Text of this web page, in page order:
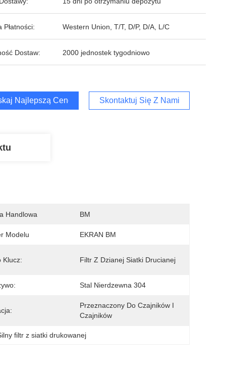
Płatności: Western Union, T/T, D/P, D/A, L/C
Dostaw: 2000 jednostek tygodniowo
Najlepszą Cenę Skontaktuj Się Z Nami
Handlowa BM
Modelu EKRAN BM
Klucz: Filtr Z Dzianej Siatki Drucianej
Stal Nierdzewna 304
Przeznaczony Do Czajników I
Czajników
filtr z siatki drukowanej